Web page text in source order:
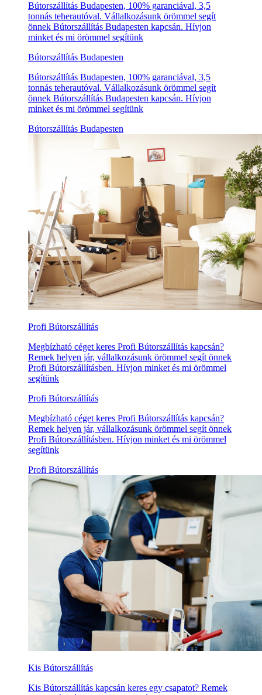
Bútorszállítás Budapesten, 100% garanciával, 3,5
tonnás teherautóval. Vállalkozásunk örömmel segít
önnek Bútorszállítás Budapesten kapcsán. Hívjon
minket és mi örömmel segítünk
Bútorszállítás Budapesten
Bútorszállítás Budapesten, 100% garanciával, 3,5
tonnás teherautóval. Vállalkozásunk örömmel segít
önnek Bútorszállítás Budapesten kapcsán. Hívjon
minket és mi örömmel segítünk
Bútorszállítás Budapesten
Profi Bútorszállítás
Megbízható céget keres Profi Bútorszállítás kapcsán?
Remek helyen jár, vállalkozásunk örömmel segít önnek
Profi Bútorszállításben. Hívjon minket és mi örömmel
segítünk
Profi Bútorszállítás
Megbízható céget keres Profi Bútorszállítás kapcsán?
Remek helyen jár, vállalkozásunk örömmel segít önnek
Profi Bútorszállításben. Hívjon minket és mi örömmel
segítünk
Profi Bútorszállítás
Kis Bútorszállítás
Kis Bútorszállítás kapcsán keres egy csapatot? Remek